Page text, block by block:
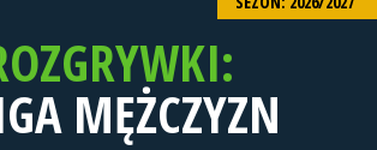
MĘŻCZYZN